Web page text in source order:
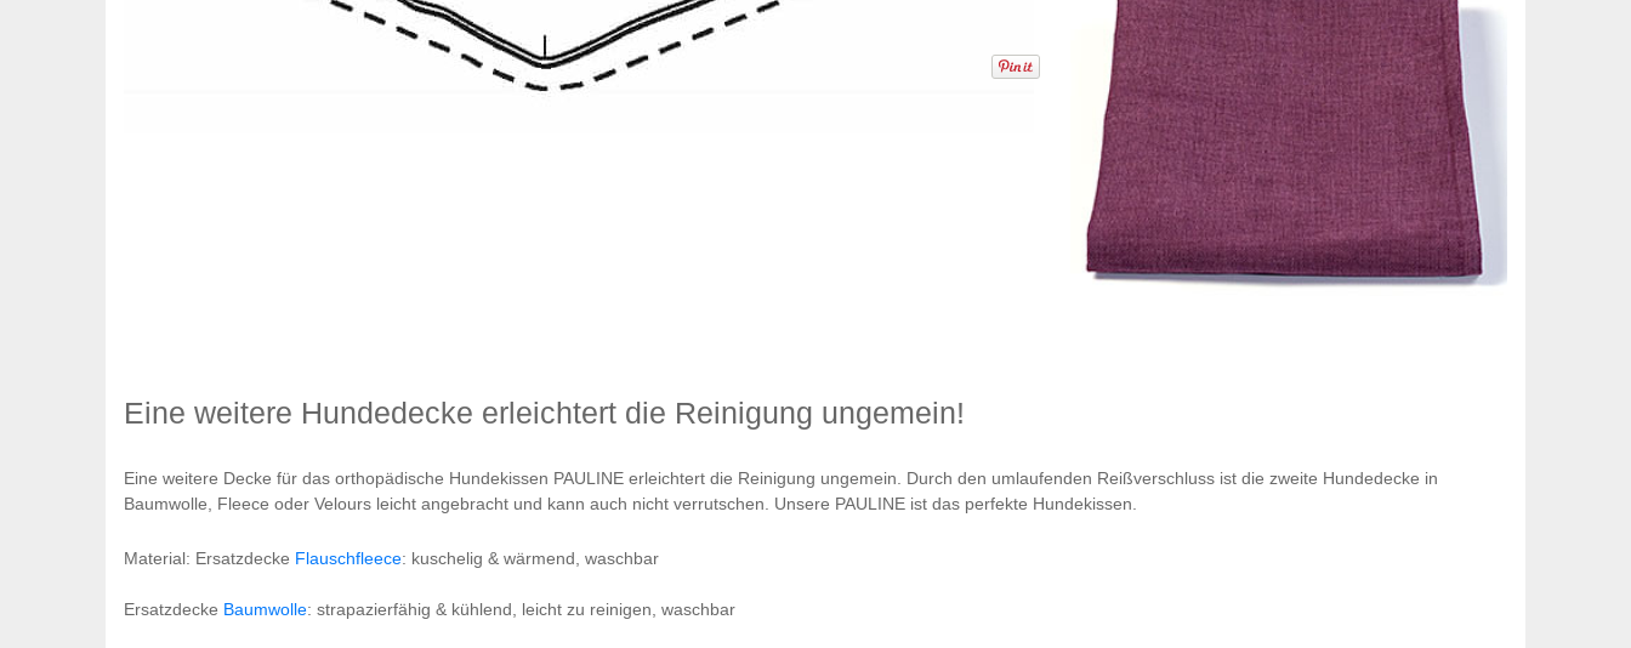
Eine weitere Hundedecke erleichtert die Reinigung ungemein!
Eine weitere Decke für das orthopädische Hundekissen PAULINE erleichtert die Reinigung ungemein. Durch den umlaufenden Reißverschluss ist die zweite Hundedecke in
Baumwolle, Fleece oder Velours leicht angebracht und kann auch nicht verrutschen. Unsere PAULINE ist das perfekte Hundekissen.
Material: Ersatzdecke Flauschfleece: kuschelig & wärmend, waschbar
Ersatzdecke Baumwolle: strapazierfähig & kühlend, leicht zu reinigen, waschbar